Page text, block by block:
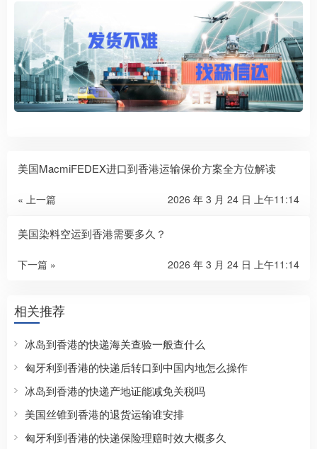
美国MacmiFEDEX进口到香港运输保价方案全方位解读
« 上一篇 2026 年 3 月 24 日 上午11:14
美国染料空运到香港需要多久？
下一篇 » 2026 年 3 月 24 日 上午11:14
相关推荐
冰岛到香港的快递海关查验一般查什么
匈牙利到香港的快递后转口到中国内地怎么操作
冰岛到香港的快递产地证能减免关税吗
美国丝锥到香港的退货运输谁安排
匈牙利到香港的快递保险理赔时效大概多久